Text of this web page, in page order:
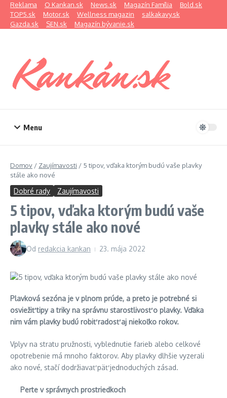
Preskočiť na obsah
Reklama O Kankan.sk News.sk Magazín Família
Bold.sk
TOP5.sk
Motor.sk Wellness magazin
salkakavy.sk
Gazda.sk
SEN.sk Magazín bývanie.sk
Menu
Domov / Zaujímavosti / 5 tipov, vďaka ktorým budú vaše plavky
stále ako nové
Dobré rady Zaujímavosti
5 tipov, vďaka ktorým budú vaše
plavky stále ako nové
Od redakcia kankan 23. mája 2022
Plavková sezóna je v plnom prúde, a preto je potrebné si
osviežiť tipy a triky na správnu starostlivosť o plavky. Vďaka
nim vám plavky budú robiť radosť aj niekoľko rokov.
Vplyv na stratu pružnosti, vyblednutie farieb alebo celkové
opotrebenie má mnoho faktorov. Aby plavky dlhšie vyzerali
ako nové, stačí dodržiavať päť jednoduchých zásad.
Perte v správnych prostriedkoch